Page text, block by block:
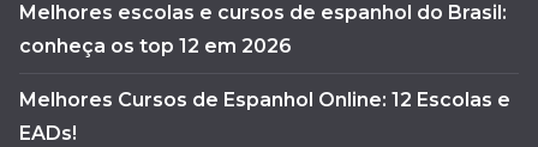
Melhores escolas e cursos de espanhol do Brasil:
conheça os top 12 em 2026
Melhores Cursos de Espanhol Online: 12 Escolas e
EADs!